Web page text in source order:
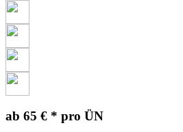
ab 65 € * pro ÜN